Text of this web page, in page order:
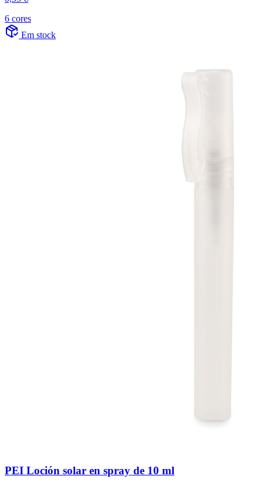
6 cores
Em stock
PEI Loción solar en spray de 10 ml